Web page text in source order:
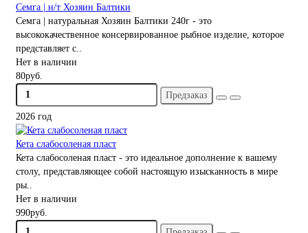
Семга | н/т Хозяин Балтики
Семга | натуральная Хозяин Балтики 240г - это
высококачественное консервированное рыбное изделие, которое
представляет с..
Нет в наличии
80руб.
Предзаказ
2026 год
Кета слабосоленая пласт
Кета слабосоленая пласт - это идеальное дополнение к вашему
столу, представляющее собой настоящую изысканность в мире
ры..
Нет в наличии
990руб.